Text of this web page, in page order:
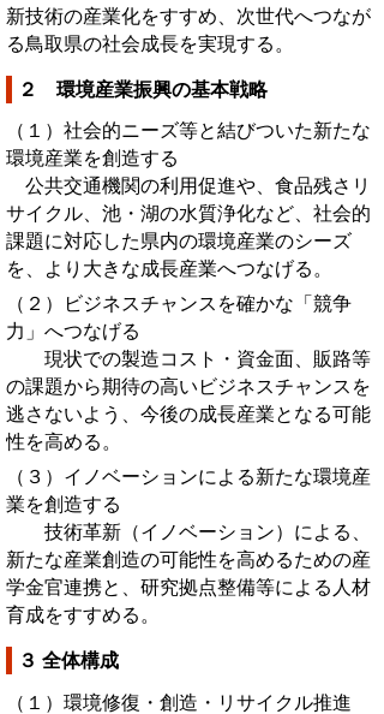
新技術の産業化をすすめ、次世代へつなが
る鳥取県の社会成長を実現する。
２ 環境産業振興の基本戦略
（１）社会的ニーズ等と結びついた新たな
環境産業を創造する
公共交通機関の利用促進や、食品残さリ
サイクル、池・湖の水質浄化など、社会的
課題に対応した県内の環境産業のシーズ
を、より大きな成長産業へつなげる。
（２）ビジネスチャンスを確かな「競争
力」へつなげる
現状での製造コスト・資金面、販路等
の課題から期待の高いビジネスチャンスを
逃さないよう、今後の成長産業となる可能
性を高める。
（３）イノベーションによる新たな環境産
業を創造する
技術革新（イノベーション）による、
新たな産業創造の可能性を高めるための産
学金官連携と、研究拠点整備等による人材
育成をすすめる。
３ 全体構成
（１）環境修復・創造・リサイクル推進